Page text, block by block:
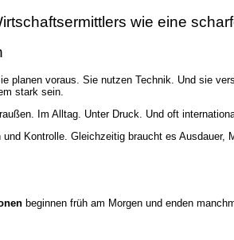
wie eine
voraus. Sie nutzen Technik. Und sie
stark sein.
Im Alltag. Unter Druck. Und oft
Kontrolle. Gleichzeitig braucht es
beginnen früh am Morgen und enden